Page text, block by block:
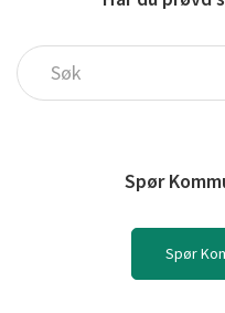
Spør
Spør